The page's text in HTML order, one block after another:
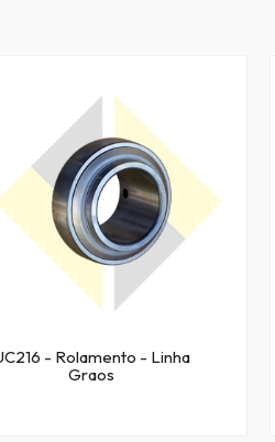
- Rolamento - Linha
Graos